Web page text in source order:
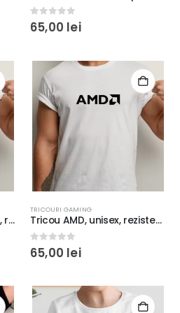
0 out of 5
65,00 lei
Tricou AMD Ryzen, unisex, rezistent la spălări, bumbac 100%, Regular Fit, culoare alb/negru
TRICOURI GAMING
Tricou AMD, unisex, rezistent la spălări, bumbac 100%, Regular Fit, culoare alb/negru
0 out of 5
65,00 lei